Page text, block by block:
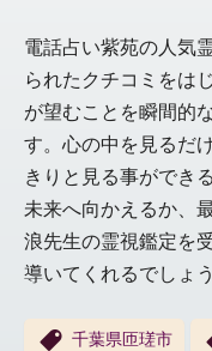
電話占い紫苑の人気
られたクチコミをは
が望むことを瞬間的
す。心の中を見るだ
きりと見る事ができ
未来へ向かえるか、
浪先生の霊視鑑定を
導いてくれるでしょう
千葉県匝瑳市